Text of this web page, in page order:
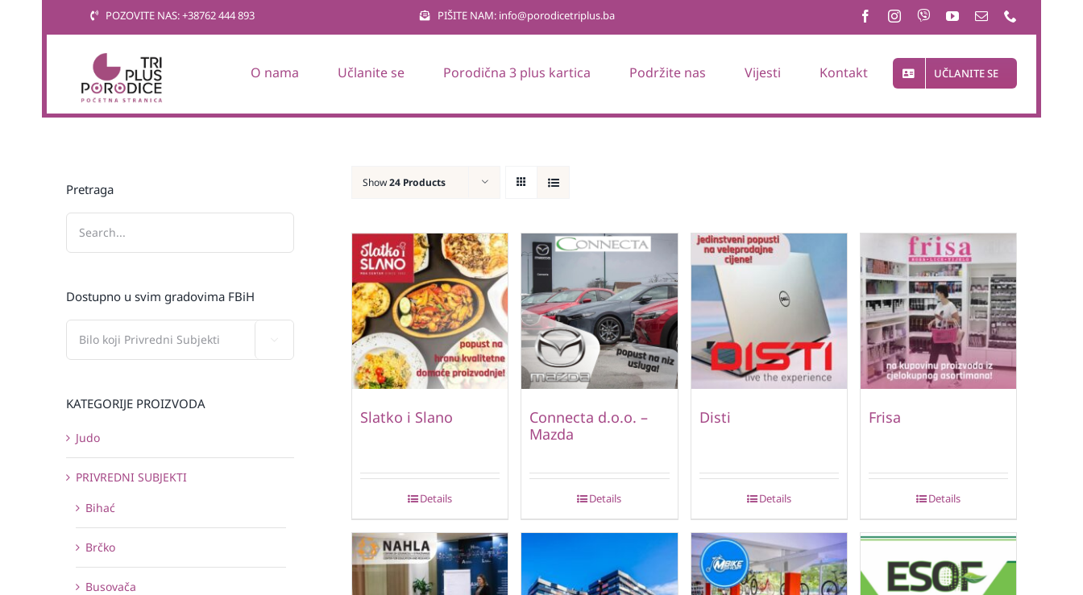
POZOVITE NAS: +38762 444 893 PIŠITE NAM: info@porodicetriplus.ba
O nama Učlanite se Porodična 3 plus kartica Podržite nas Vijesti Kontakt UČLANITE SE
Show24 Products
Slatko i Slano
Details
Connecta d.o.o. –
Mazda
Details
Disti
Details
Frisa
Details
Pretraga
Dostupno u svim gradovima FBiH
KATEGORIJE PROIZVODA
Judo
PRIVREDNI SUBJEKTI
Bihać
Brčko
Busovača